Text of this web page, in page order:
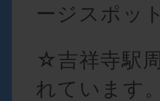
ージスポッ
☆吉祥寺駅
れています。